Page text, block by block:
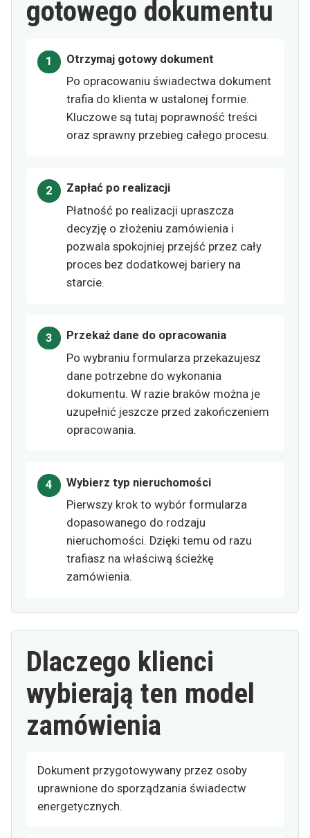
gotowego dokumentu
Otrzymaj gotowy dokument
Po opracowaniu świadectwa dokument
trafia do klienta w ustalonej formie.
Kluczowe są tutaj poprawność treści
oraz sprawny przebieg całego procesu.
Zapłać po realizacji
Płatność po realizacji upraszcza
decyzję o złożeniu zamówienia i
pozwala spokojniej przejść przez cały
proces bez dodatkowej bariery na
starcie.
Przekaż dane do opracowania
Po wybraniu formularza przekazujesz
dane potrzebne do wykonania
dokumentu. W razie braków można je
uzupełnić jeszcze przed zakończeniem
opracowania.
Wybierz typ nieruchomości
Pierwszy krok to wybór formularza
dopasowanego do rodzaju
nieruchomości. Dzięki temu od razu
trafiasz na właściwą ścieżkę
zamówienia.
Dlaczego klienci
wybierają ten model
zamówienia
Dokument przygotowywany przez osoby
uprawnione do sporządzania świadectw
energetycznych.